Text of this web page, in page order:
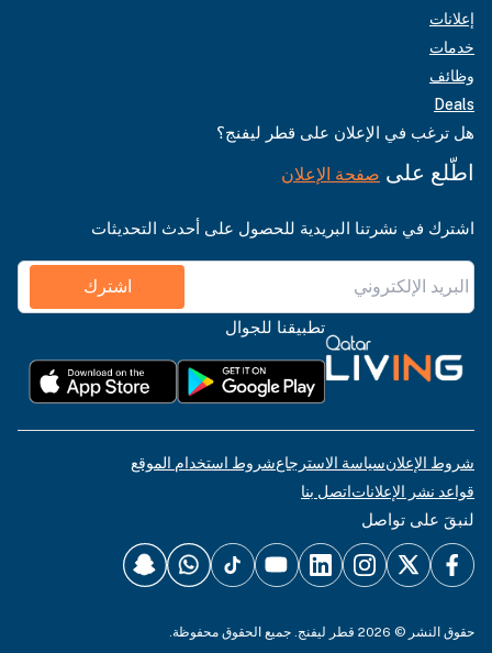
إعلانات
خدمات
وظائف
Deals
هل ترغب في الإعلان على قطر ليفنج؟
اطّلع على صفحة الإعلان
اشترك في نشرتنا البريدية للحصول على أحدث التحديثات
اشترك
تطبيقنا للجوال
شروط الإعلانسياسة الاسترجاعشروط استخدام الموقع
قواعد نشر الإعلاناتاتصل بنا
لنبقَ على تواصل
حقوق النشر © 2026 قطر ليفنج. جميع الحقوق محفوظة.